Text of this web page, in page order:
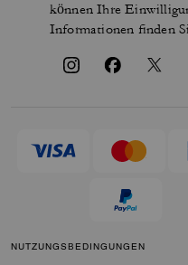
können Ihre
Informationen finden
NUTZUNGSBEDINGUNGEN